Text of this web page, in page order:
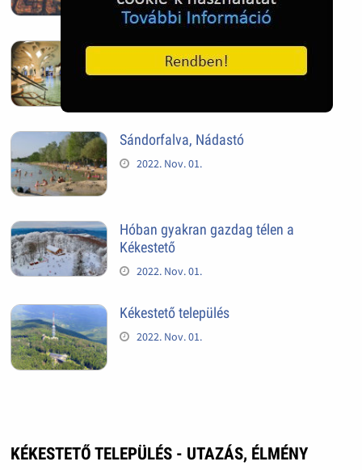
Hagymatikum | Makó fürdő
2022. Nov. 01.
Sándorfalva, Nádastó
2022. Nov. 01.
Hóban gyakran gazdag télen a
Kékestető
2022. Nov. 01.
Kékestető település
2022. Nov. 01.
KÉKESTETŐ TELEPÜLÉS - UTAZÁS, ÉLMÉNY